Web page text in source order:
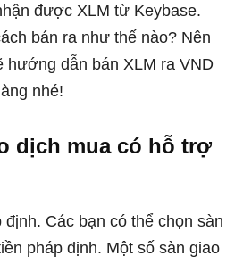
được XLM từ Keybase.
bán ra như thế nào? Nên
hướng dẫn bán XLM ra VND
nhé!
dịch mua có hỗ trợ
Các bạn có thể chọn sàn
pháp định. Một số sàn giao